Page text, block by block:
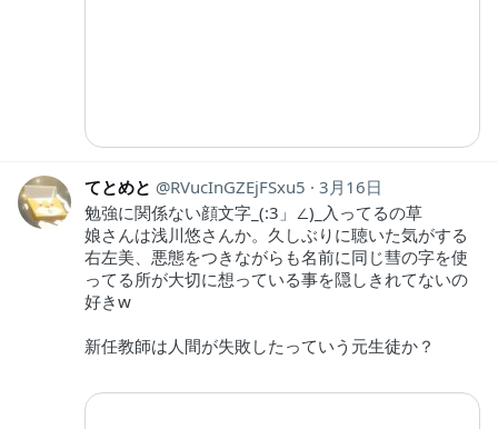
てとめと RVucInGZEjFSxu5
3月16日
勉強に関係ない顔文字_(:3」∠)_入ってるの草
娘さんは浅川悠さんか。久しぶりに聴いた気がする
右左美、悪態をつきながらも名前に同じ彗の字を使
ってる所が大切に想っている事を隠しきれてないの
好きw
新任教師は人間が失敗したっていう元生徒か？